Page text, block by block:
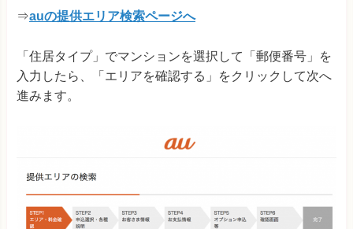
⇒auの提供エリア検索ページへ
「住居タイプ」でマンションを選択して「郵便番号」を
入力したら、「エリアを確認する」をクリックして次へ
進みます。